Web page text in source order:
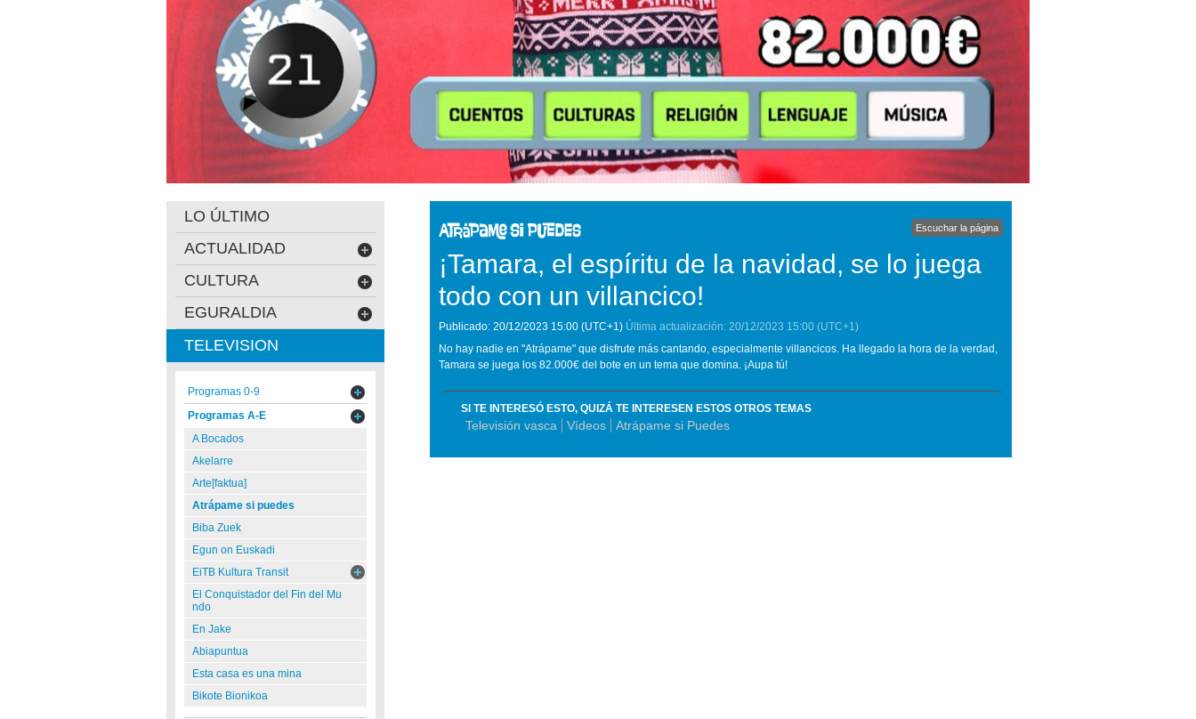
Escuchar la página
¡Tamara, el espíritu de la navidad, se lo juega
todo con un villancico!
Publicado: 20/12/2023 15:00 (UTC+1) Última actualización: 20/12/2023 15:00 (UTC+1)
No hay nadie en "Atrápame" que disfrute más cantando, especialmente villancicos. Ha llegado la hora de la verdad,
Tamara se juega los 82.000€ del bote en un tema que domina. ¡Aupa tú!
SI TE INTERESÓ ESTO, QUIZÁ TE INTERESEN ESTOS OTROS TEMAS
Televisión vasca Vídeos Atrápame si Puedes
LO ÚLTIMO
ACTUALIDAD
CULTURA
EGURALDIA
TELEVISION
Programas 0-9
Programas A-E
A Bocados
Akelarre
Arte[faktua]
Atrápame si puedes
Biba Zuek
Egun on Euskadi
EiTB Kultura Transit
El Conquistador del Fin del Mu
ndo
En Jake
Abiapuntua
Esta casa es una mina
Bikote Bionikoa